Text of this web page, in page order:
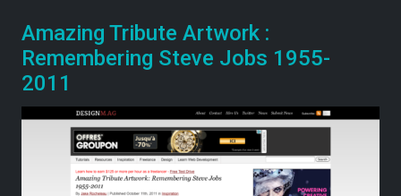
Amazing Tribute Artwork :
Remembering Steve Jobs 1955-
2011